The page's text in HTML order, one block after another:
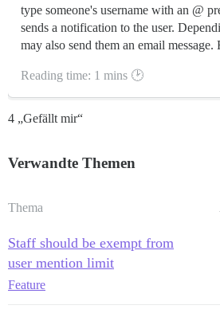
type someone's username with an @
sends a notification to the user.
may also send them an email
Reading time: 1 mins 🕑
4 „Gefällt mir“
Verwandte Themen
Thema
Staff should be exempt from
user mention limit
Feature